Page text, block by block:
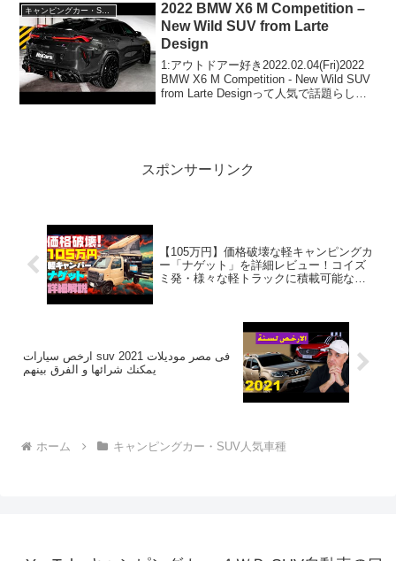
キャンピングカー・SUV人気車種
2022 BMW X6 M Competition –
New Wild SUV from Larte
Design
1:アウトドアー好き2022.02.04(Fri)2022
BMW X6 M Competition - New Wild SUV
from Larte Designって人気で話題らしい
スポンサーリンク
【105万円】価格破壊な軽キャンピングカ
ー「ナゲット」を詳細レビュー！コイズ
ミ発・様々な軽トラックに積載可能な災
ارخص سيارات suv فى مصر موديلات 2021
يمكنك شرائها و الفرق بينهم
ホーム キャンピングカー・SUV人気車種